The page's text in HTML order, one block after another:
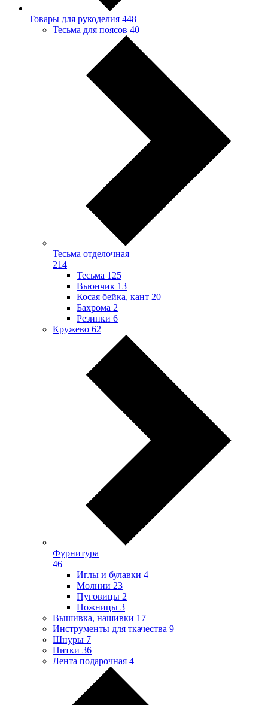
Товары для рукоделия 448
Тесьма для поясов 40
Тесьма отделочная
214
Тесьма 125
Вьюнчик 13
Косая бейка, кант 20
Бахрома 2
Резинки 6
Кружево 62
Фурнитура
46
Иглы и булавки 4
Молнии 23
Пуговицы 2
Ножницы 3
Вышивка, нашивки 17
Инструменты для ткачества 9
Шнуры 7
Нитки 36
Лента подарочная 4